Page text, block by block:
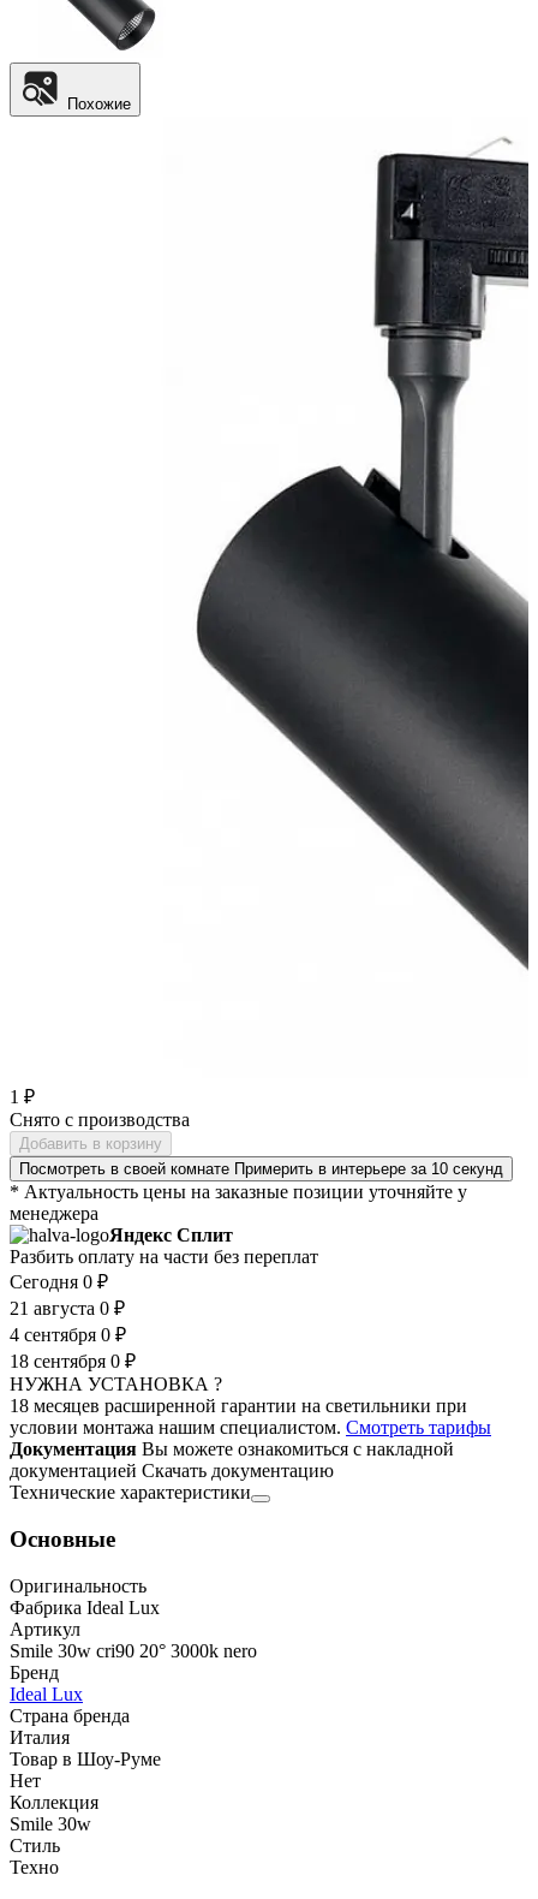
Похожие
1 ₽
Снято с производства
Добавить в корзину
Посмотреть в своей комнате Примерить в интерьере за 10 секунд
* Актуальность цены на заказные позиции уточняйте у
менеджера
Яндекс Сплит
Разбить оплату на части без переплат
Сегодня 0 ₽
21 августа 0 ₽
4 сентября 0 ₽
18 сентября 0 ₽
НУЖНА УСТАНОВКА ?
18 месяцев расширенной гарантии на светильники при
условии монтажа нашим специалистом. Смотреть тарифы
Документация Вы можете ознакомиться с накладной
документацией Скачать документацию
Технические характеристики
Основные
Оригинальность
Фабрика Ideal Lux
Артикул
Smile 30w cri90 20° 3000k nero
Бренд
Ideal Lux
Страна бренда
Италия
Товар в Шоу-Руме
Нет
Коллекция
Smile 30w
Стиль
Техно